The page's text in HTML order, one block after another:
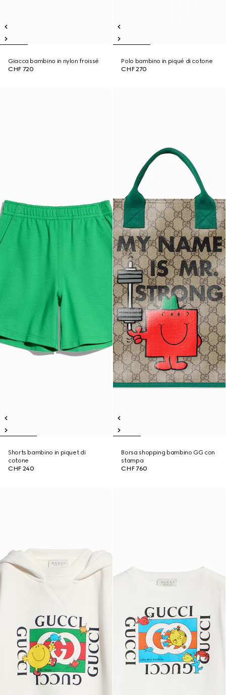
Giacca bambino in nylon froissé
CHF 720
Polo bambino in piqué di cotone
CHF 270
Shorts bambino in piquet di
cotone
CHF 240
Borsa shopping bambino GG con
stampa
CHF 760